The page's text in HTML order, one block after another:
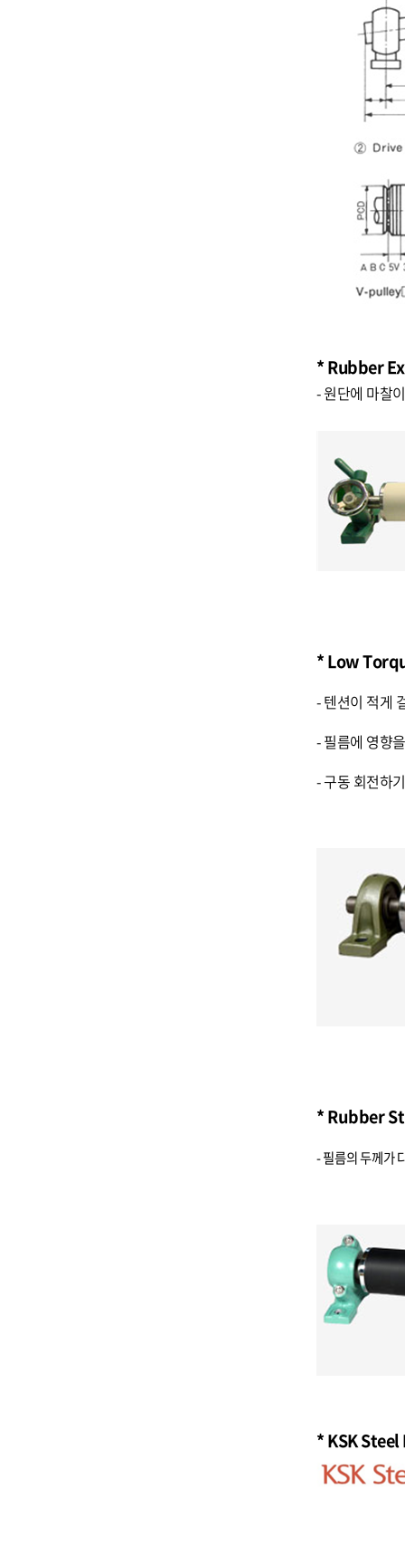
* Rubber
- 원단에 마찰
* Low
- 텐션이 적게
- 필름에 영향
- 구동 회전하
* Rubber
- 필름의 두께가
* KSK